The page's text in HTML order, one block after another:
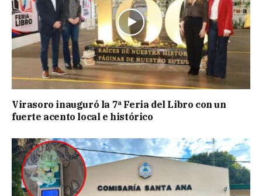
Virasoro inauguró la 7ª Feria del Libro con un
fuerte acento local e histórico